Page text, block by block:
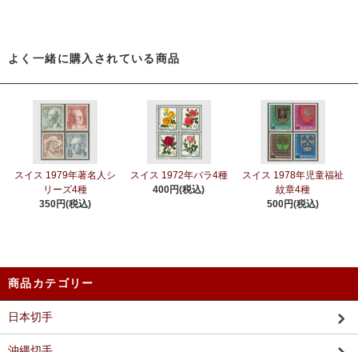
よく一緒に購入されている商品
スイス 1979年著名人シ
リーズ4種
350円(税込)
スイス 1972年バラ4種
400円(税込)
スイス 1978年児童福祉
紋章4種
500円(税込)
商品カテゴリー
日本切手